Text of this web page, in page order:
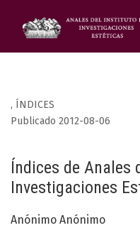
, ÍNDICES
Índices de Anales
Investigaciones
Publicado 2012-08-06
Anónimo Anónimo